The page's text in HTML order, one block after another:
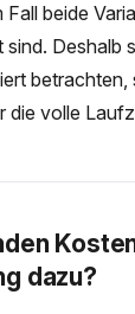
beide
Deshalb
betrachten,
die volle
dazu?